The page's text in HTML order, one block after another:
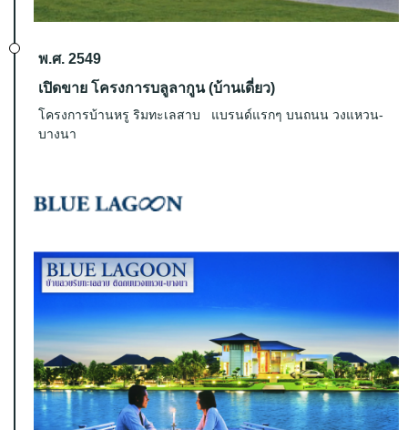
พ.ศ. 2549
เปิดขาย โครงการบลูลากูน (บ้านเดี่ยว)
โครงการบ้านหรู ริมทะเลสาบ แบรนด์แรกๆ บนถนน วงแหวน-
บางนา